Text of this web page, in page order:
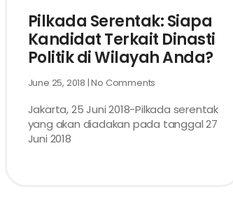
Pilkada Serentak: Siapa
Kandidat Terkait Dinasti
Politik di Wilayah Anda?
June 25, 2018 No Comments
Jakarta, 25 Juni 2018-Pilkada serentak
yang akan diadakan pada tanggal 27
Juni 2018